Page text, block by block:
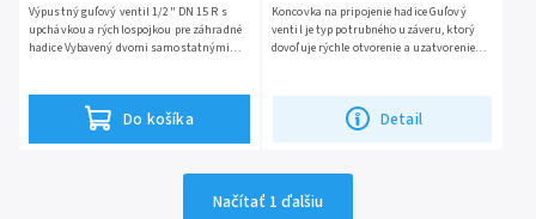
Do košíka
Výpustný guľový ventil 1/2" DN 15 R s
upchávkou a rýchlospojkou pre záhradné
hadice Vybavený dvomi samostatnými
Detail
Koncovka na pripojenie hadice Guľový
ventil je typ potrubného uzáveru, ktorý
dovoľuje rýchle otvorenie a uzatvorenie
Načítať 1 ďalšiu